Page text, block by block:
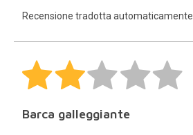
Recensione tradotta automaticamente
Barca galleggiante